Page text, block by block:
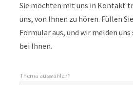
Sie möchten mit uns in Kontakt
uns, von Ihnen zu hören. Füllen
Formular aus, und wir melden
bei Ihnen.
Thema auswählen*